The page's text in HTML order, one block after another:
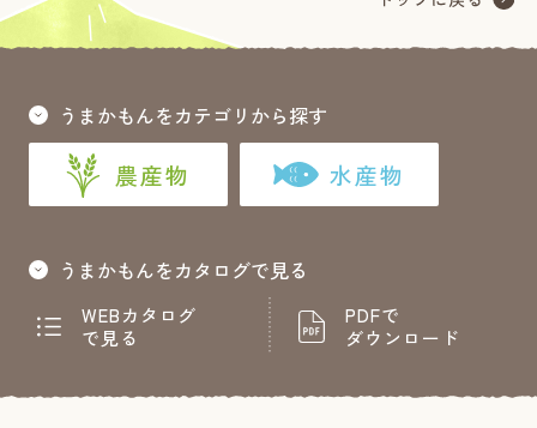
うまかもんをカテゴリから探す
農産物 水産物
うまかもんをカタログで見る
WEBカタログ
で見る
PDFで
ダウンロード